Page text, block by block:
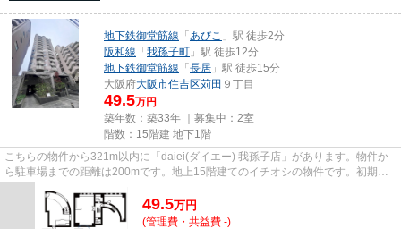
地下鉄御堂筋線 「あびこ 」駅 徒歩2分
阪和線 「我孫子町 」駅 徒歩12分
地下鉄御堂筋線 「長居 」駅 徒歩15分
大阪府大阪市住吉区苅田 ９丁目
49.5万円
築年数：築33年 ｜募集中： 2室
階数：15階建 地下1階
こちらの物件から321m以内に「daiei(ダイエー) 我孫子店」があります。物件か
ら駐車場までの距離は200mです。地上15階建てのイチオシの物件です。初期費
用をカードでお支払いいただけ...
49.5万円
(管理費・共益費 -)